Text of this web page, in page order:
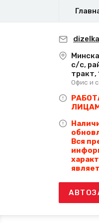
с/с,
тракт,
Офис и
Вся